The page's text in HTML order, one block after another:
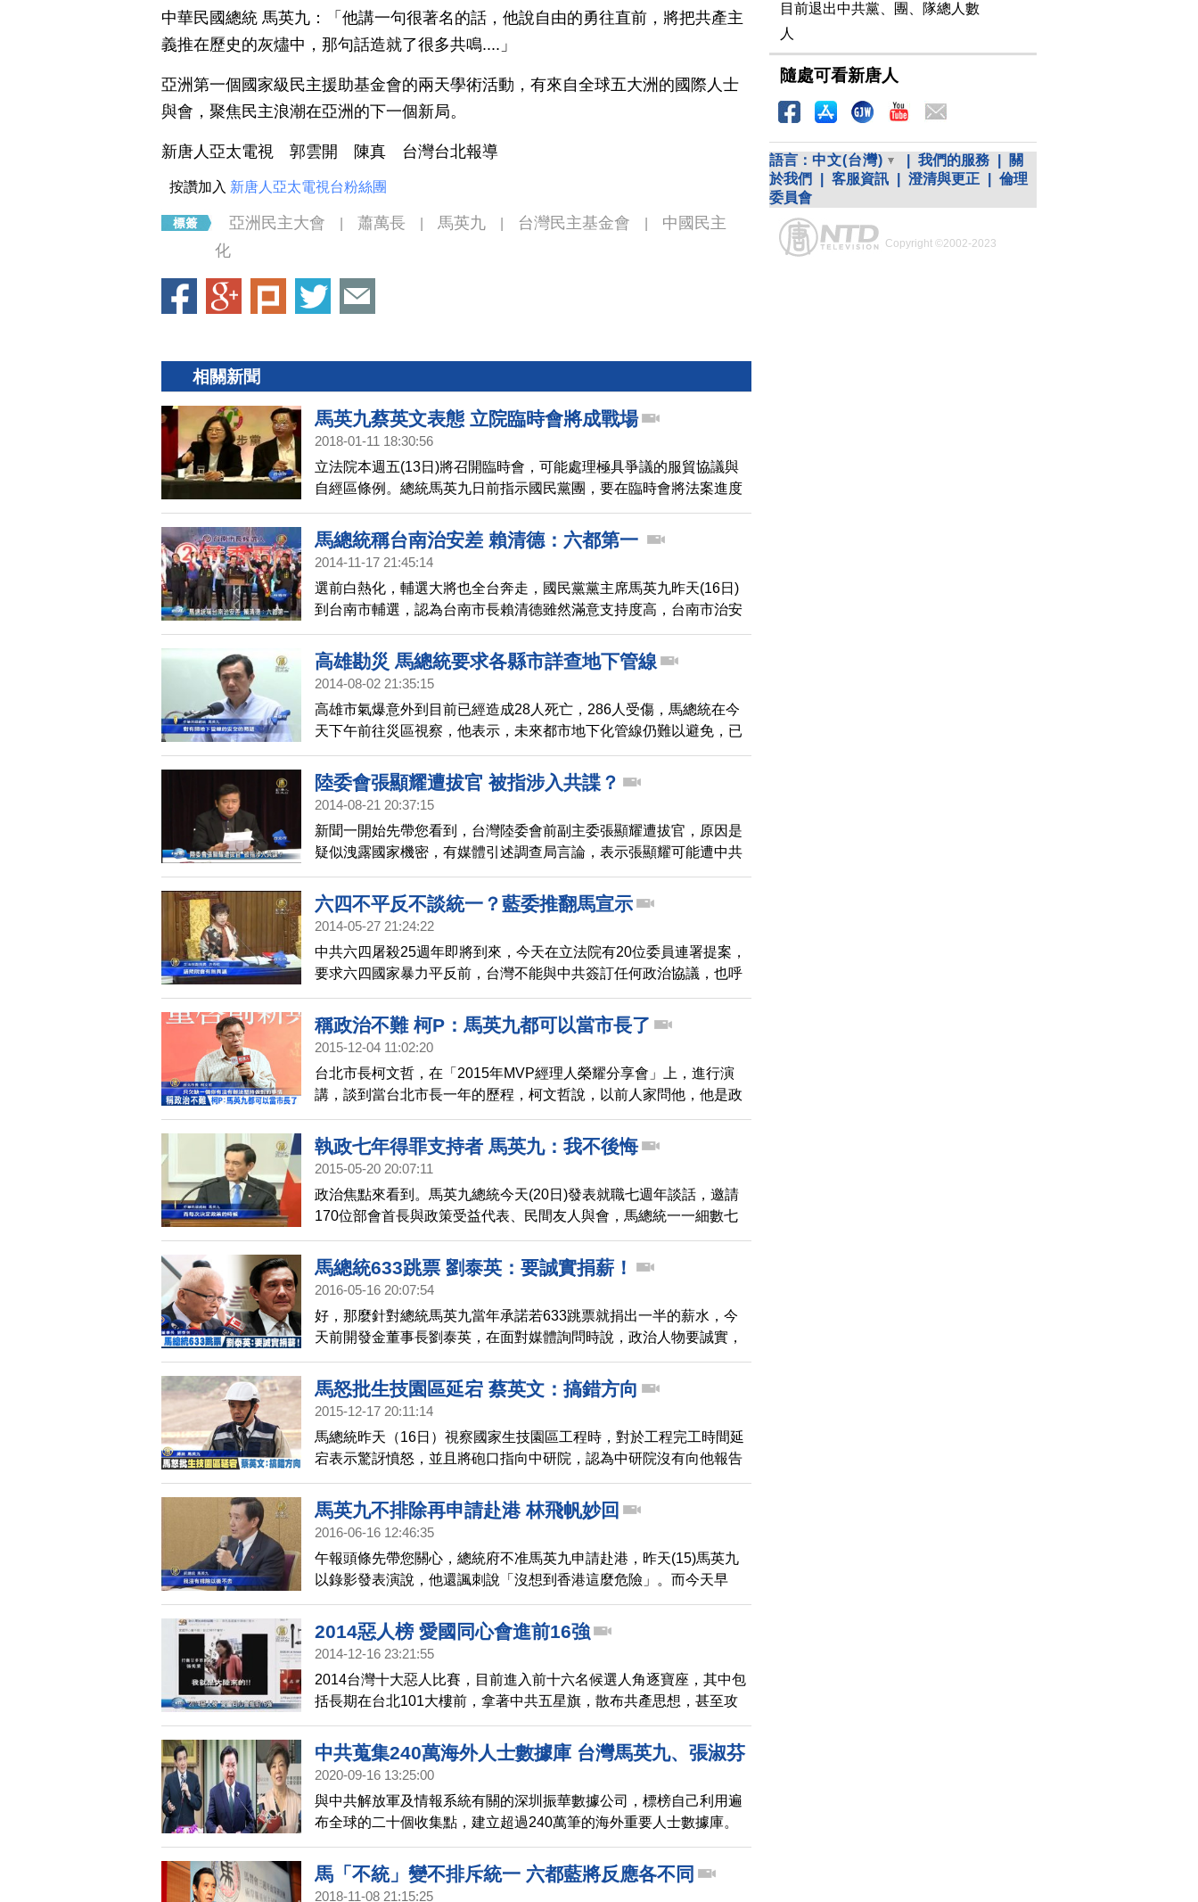
中華民國總統 馬英九：「他講一句很著名的話，他說自由的勇往直前，將把共產主
義推在歷史的灰燼中，那句話造就了很多共鳴....」
亞洲第一個國家級民主援助基金會的兩天學術活動，有來自全球五大洲的國際人士
與會，聚焦民主浪潮在亞洲的下一個新局。
新唐人亞太電視 郭雲開 陳真 台灣台北報導
按讚加入 新唐人亞太電視台粉絲團
亞洲民主大會 蕭萬長 馬英九 台灣民主基金會
中國民主
化
相關新聞
馬英九蔡英文表態 立院臨時會將成戰場
2018-01-11 18:30:56
立法院本週五(13日)將召開臨時會，可能處理極具爭議的服貿協議與
自經區條例。總統馬英九日前指示國民黨團，要在臨時會將法案進度
取得成果，不過，民進黨主席蔡英文也說出重話，表示在野一定會設
下防線，也預告臨時會恐怕將成為戰場。
馬總統稱台南治安差 賴清德：六都第一
2014-11-17 21:45:14
選前白熱化，輔選大將也全台奔走，國民黨黨主席馬英九昨天(16日)
到台南市輔選，認為台南市長賴清德雖然滿意支持度高，台南市治安
卻是五都最後一名，城市的競爭力也不足，今天正式請假競選的賴清
德，(17日)對此做出回應。
高雄勘災 馬總統要求各縣市詳查地下管線
2014-08-02 21:35:15
高雄市氣爆意外到目前已經造成28人死亡，286人受傷，馬總統在今
天下午前往災區視察，他表示，未來都市地下化管線仍難以避免，已
經要求行政院通令各縣市，詳查地下管線。
陸委會張顯耀遭拔官 被指涉入共諜？
2014-08-21 20:37:15
新聞一開始先帶您看到，台灣陸委會前副主委張顯耀遭拔官，原因是
疑似洩露國家機密，有媒體引述調查局言論，表示張顯耀可能遭中共
吸收成為共諜，最快明天被約談，今天，張顯耀召開記者會，激動反
駁。
六四不平反不談統一？藍委推翻馬宣示
2014-05-27 21:24:22
中共六四屠殺25週年即將到來，今天在立法院有20位委員連署提案，
要求六四國家暴力平反前，台灣不能與中共簽訂任何政治協議，也呼
應總統馬英九之前所提的「六四不平反統一不能談」主張，不過，提
案卻遭到國民黨委員反對，沒有通過。
稱政治不難 柯P：馬英九都可以當市長了
2015-12-04 11:02:20
台北市長柯文哲，在「2015年MVP經理人榮耀分享會」上，進行演
講，談到當台北市長一年的歷程，柯文哲說，以前人家問他，他是政
治素人，怎麼敢當台北市長？柯文哲回說，馬英九都可以當了，他有
什麼困難？
執政七年得罪支持者 馬英九：我不後悔
2015-05-20 20:07:11
政治焦點來看到。馬英九總統今天(20日)發表就職七週年談話，邀請
170位部會首長與政策受益代表、民間友人與會，馬總統一一細數七
年來政績，對於過去的支持者也反對他，馬英九說自己過意不去，但
該做的還是要做，他從不後悔。
馬總統633跳票 劉泰英：要誠實捐薪！
2016-05-16 20:07:54
好，那麼針對總統馬英九當年承諾若633跳票就捐出一半的薪水，今
天前開發金董事長劉泰英，在面對媒體詢問時說，政治人物要誠實，
做不到，那麼就要捐出來，給國家。
馬怒批生技園區延宕 蔡英文：搞錯方向
2015-12-17 20:11:14
馬總統昨天（16日）視察國家生技園區工程時，對於工程完工時間延
宕表示驚訝憤怒，並且將砲口指向中研院，認為中研院沒有向他報告
工程延宕，相當意外。
馬英九不排除再申請赴港 林飛帆妙回
2016-06-16 12:46:35
午報頭條先帶您關心，總統府不准馬英九申請赴港，昨天(15)馬英九
以錄影發表演說，他還諷刺說「沒想到香港這麼危險」。而今天早
上，馬英九也召開記者會，再次表達遺憾，強調不排除再次申請前往
香港。
2014惡人榜 愛國同心會進前16強
2014-12-16 23:21:55
2014台灣十大惡人比賽，目前進入前十六名候選人角逐寶座，其中包
括長期在台北101大樓前，拿著中共五星旗，散布共產思想，甚至攻
擊法輪功學員與路人的愛國同心會，也在惡榜名單上。
中共蒐集240萬海外人士數據庫 台灣馬英九、張淑芬
在列
2020-09-16 13:25:00
與中共解放軍及情報系統有關的深圳振華數據公司，標榜自己利用遍
布全球的二十個收集點，建立超過240萬筆的海外重要人士數據庫。
對此，自由亞洲電台取得名單，發布台灣受害名單，包含，前總統馬
英九、親民黨主席宋楚瑜、外交部長吳釗燮、前台積電董事長張忠謀
的夫人張淑芬、國安局副局長胡木源、李登輝孫女李坤儀、前國安局
馬「不統」變不排斥統一 六都藍將反應各不同
2018-11-08 21:15:25
目前退出中共黨、團、隊總人數
人
隨處可看新唐人
語言： 中文(台灣) 我們的服務
關
於我們
客服資訊 澄清與更正
倫理
委員會
Copyright ©2002-2023